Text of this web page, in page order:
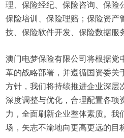
理、保险经纪、保险咨询、保险
保险培训、保险理赔；保险资产
技、保险软件开发、保险数据服
澳门电梦保险有限公司将根据党
革的战略部署，并遵循国资委关
方针，我们将持续推进企业深层
深度调整与优化，合理配置各项
力，全面刷新企业整体素质。我
场，矢志不渝地向更高更远的目